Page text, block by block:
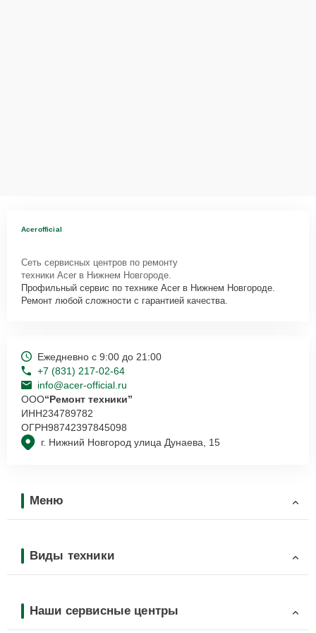
Acerofficial
Сеть сервисных центров по ремонту
техники Acer в Нижнем Новгороде.
Профильный сервис по технике Acer в Нижнем Новгороде.
Ремонт любой сложности с гарантией качества.
г. Нижний Новгород улица Дунаева, 15
Ежедневно с 9:00 до 21:00
+7 (831) 217-02-64
info@acer-official.ru
ООО“Ремонт техники”
ИНН234789782
ОГРН98742397845098
Меню
Виды техники
Наши сервисные центры